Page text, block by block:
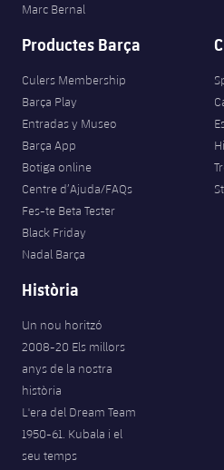
Jugadors
Fotos
Història
Palmarès
Classificació
Junior
Juvenil
Infantil
Aleví
PLUSICON
MÉS
Informació general
plusicon
més
plusicon
més
Actualitat
Masculí
Femení
Bàsquet en cadira de
plusicon
més
Actualitat
Jugadors
Calendari
Resultats
Classificació
Hockey gel
plusicon
més
Actualitat
Jugadors
Calendari
Classificació
plusicon
més
Notícies
Hockey Herba Masculí
Patinatge artístic
Actualitat
Agenda
Escola de Patinatge
Actualitat
Voleibol
plusicon
més
Marc Bernal
Productes Barça
Culers Membership
Barça Play
Entradas y Museo
Barça App
Botiga online
Centre d’Ajuda/FAQs
Fes-te Beta Tester
Black Friday
Nadal Barça
Història
Un nou horitzó
2008-20 Els millors
anys de la nostra
història
L'era del Dream Team
1950-61. Kubala i el
seu temps